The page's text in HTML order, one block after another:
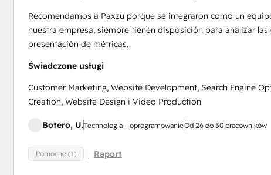
Recomendamos a Paxzu porque se integraron como un
nuestra empresa, siempre tienen disposición para analizar
presentación de métricas.
Świadczone usługi
Customer Marketing, Website Development, Search Engine
Creation, Website Design i Video Production
Botero, U.Technologia – oprogramowanieOd 26 do 50 pracowników
Pomocne (1) Raport